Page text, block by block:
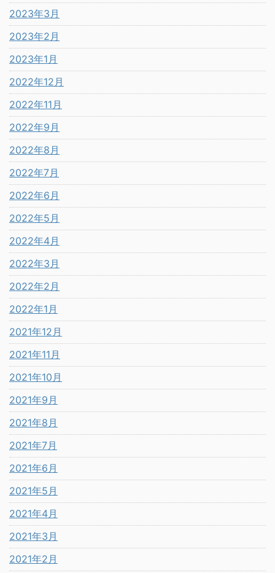
2023年3月
2023年2月
2023年1月
2022年12月
2022年11月
2022年9月
2022年8月
2022年7月
2022年6月
2022年5月
2022年4月
2022年3月
2022年2月
2022年1月
2021年12月
2021年11月
2021年10月
2021年9月
2021年8月
2021年7月
2021年6月
2021年5月
2021年4月
2021年3月
2021年2月